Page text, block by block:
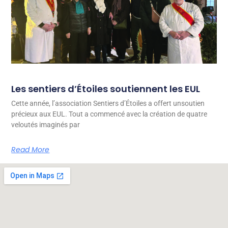
Les sentiers d’Étoiles soutiennent les EUL
Cette année, l’association Sentiers d’Étoiles a offert unsoutien
précieux aux EUL. Tout a commencé avec la création de quatre
veloutés imaginés par
Read More